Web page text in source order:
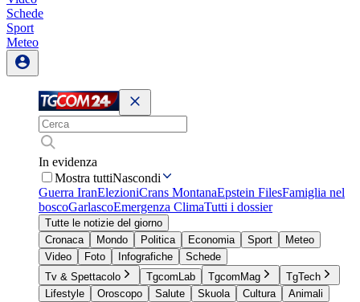
Schede
Sport
Meteo
In evidenza
Mostra tuttiNascondi
Guerra IranElezioniCrans MontanaEpstein FilesFamiglia nel
boscoGarlascoEmergenza ClimaTutti i dossier
Tutte le notizie del giorno
Cronaca
Mondo Politica Economia Sport
Meteo
Video
Foto Infografiche
Schede
Tv & Spettacolo
TgcomLab TgcomMag
TgTech
Lifestyle
Oroscopo Salute Skuola Cultura
Animali